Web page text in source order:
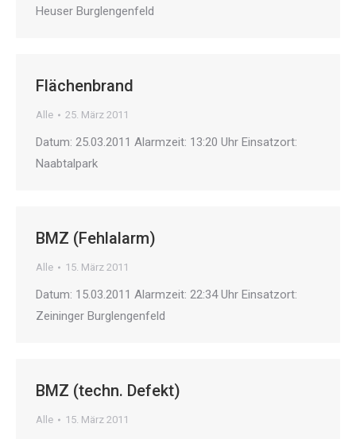
Heuser Burglengenfeld
Flächenbrand
Alle 25. März 2011
Datum: 25.03.2011 Alarmzeit: 13:20 Uhr Einsatzort:
Naabtalpark
BMZ (Fehlalarm)
Alle 15. März 2011
Datum: 15.03.2011 Alarmzeit: 22:34 Uhr Einsatzort:
Zeininger Burglengenfeld
BMZ (techn. Defekt)
Alle 15. März 2011